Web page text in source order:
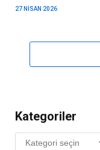
27 NISAN 2026
Kategoriler
Kategoriler